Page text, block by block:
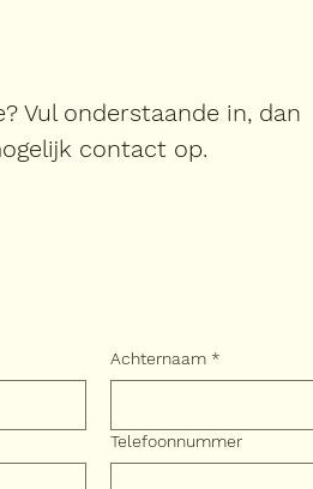
Vul onderstaande in, dan
contact op.
Achternaam *
Telefoonnummer